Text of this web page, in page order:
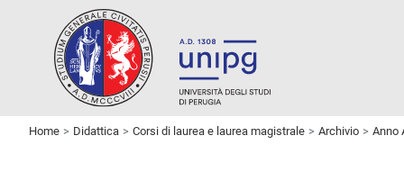
Home Didattica Corsi di laurea e laurea magistrale Archivio Anno